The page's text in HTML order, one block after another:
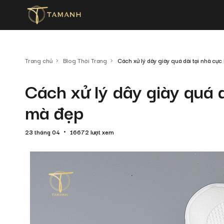
Trang chủ Blog Thời Trang Cách xử lý dây giày quá dài tại nhà
Cách xử lý dây giày
mà đẹp
23 tháng 04 16672 lượt xem